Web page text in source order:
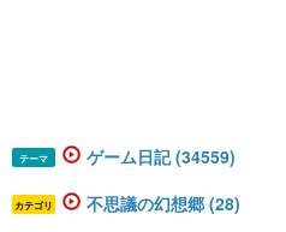
テーマ ゲーム日記 (34559)
カテゴリ 不思議の幻想郷 (28)